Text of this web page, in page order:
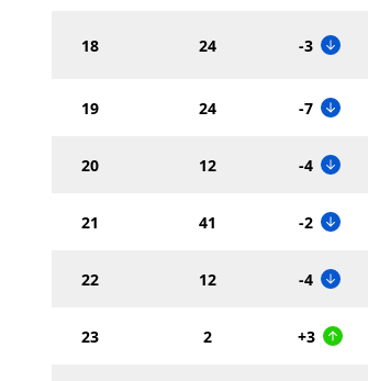
18 24 -3
19 24 -7
20 12 -4
21 41 -2
22 12 -4
23 2 +3